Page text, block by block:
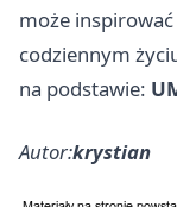
może
codziennym
na podstawie:
Autor:krystian